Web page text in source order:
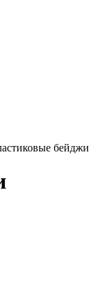
бейджи